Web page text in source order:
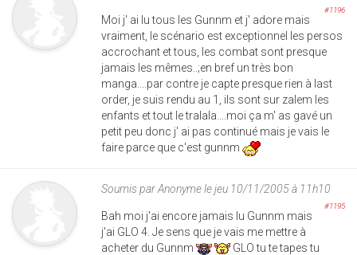
#1196
Moi j' ai lu tous les Gunnm et j' adore mais
vraiment, le scénario est exceptionnel les persos
accrochant et tous, les combat sont presque
jamais les mêmes..;en bref un très bon
manga....par contre je capte presque rien à last
order, je suis rendu au 1, ils sont sur zalem les
enfants et tout le tralala....moi ça m' as gavé un
petit peu donc j' ai pas continué mais je vais le
faire parce que c'est gunnm
Soumis parAnonymele jeu 10/11/2005 à 11h10
#1195
Bah moi j'ai encore jamais lu Gunnm mais
j'ai GLO 4. Je sens que je vais me mettre à
acheter du Gunnm
GLO tu te tapes tu